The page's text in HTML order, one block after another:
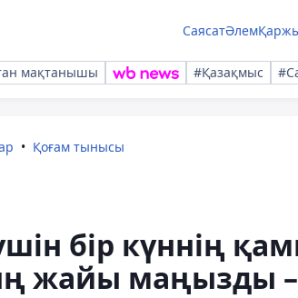
СаясатӘлем
мақтанышы #Қазақмыс
Қоғам тынысы
бір күннің
жайы маңызды –